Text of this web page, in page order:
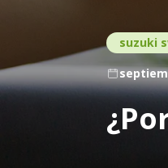
suzuki